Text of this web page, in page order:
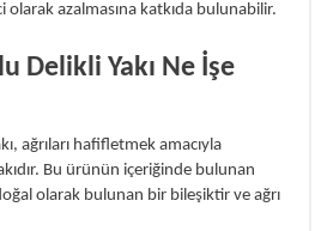
olarak azalmasına katkıda bulunabilir.
Delikli Yakı Ne İşe
ağrıları hafifletmek amacıyla
Bu ürünün içeriğinde bulunan
olarak bulunan bir bileşiktir ve ağrı